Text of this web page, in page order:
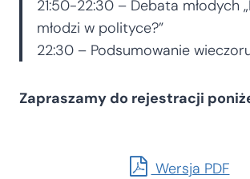
21:50-22:30 – Debata młodych
młodzi w polityce?”
22:30 – Podsumowanie
Zapraszamy do rejestracji
Wersja PDF